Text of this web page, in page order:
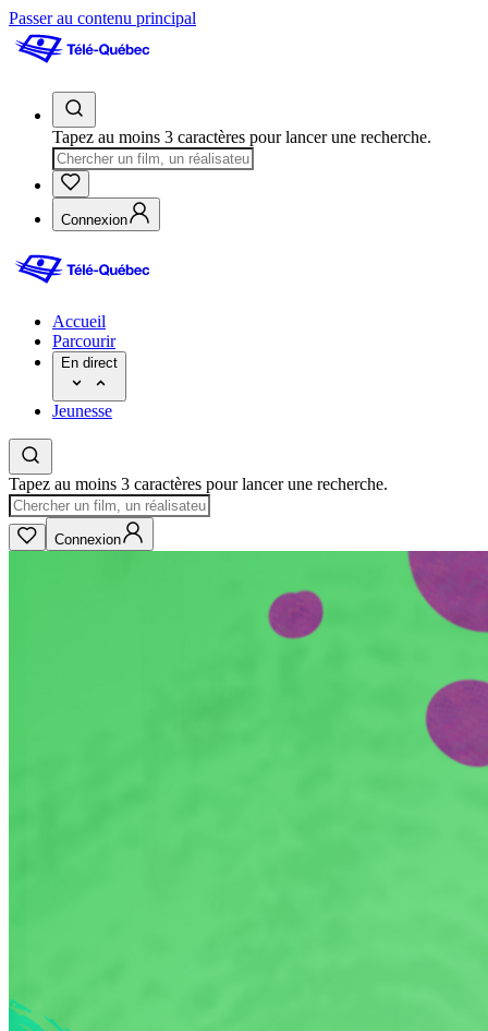
Passer au contenu principal
Tapez au moins 3 caractères pour lancer une recherche.
Connexion
Accueil
Parcourir
En direct
Jeunesse
Tapez au moins 3 caractères pour lancer une recherche.
Connexion